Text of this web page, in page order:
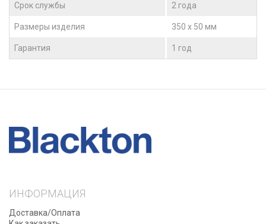
Срок службы 2 года
Размеры изделия 350 x 50 мм
Гарантия 1 год
ИНФОРМАЦИЯ
Доставка/Оплата